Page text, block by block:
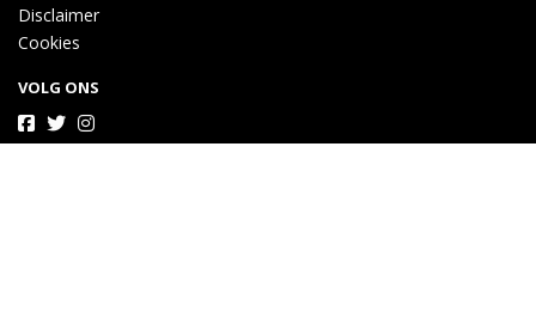
Disclaimer
Cookies
VOLG ONS